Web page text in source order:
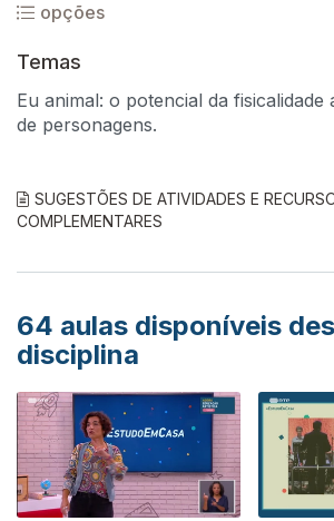
opções
Temas
Eu animal: o potencial da fisicalidade
de personagens.
SUGESTÕES DE ATIVIDADES E
COMPLEMENTARES
64 aulas disponíveis
disciplina